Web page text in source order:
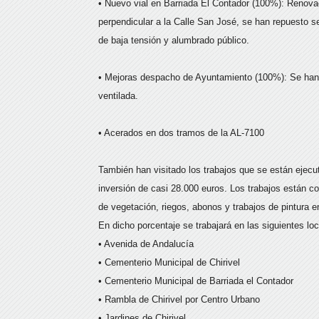
• Nuevo vial en Barriada El Contador (100%):
perpendicular a la Calle San José, se han repuesto
de baja tensión y alumbrado público.
• Mejoras despacho de Ayuntamiento (100%): Se
ventilada.
• Acerados en dos tramos de la AL-7100
También han visitado los trabajos que se están
inversión de casi 28.000 euros. Los trabajos están
de vegetación, riegos, abonos y trabajos de pintura
En dicho porcentaje se trabajará en las siguientes
• Avenida de Andalucía
• Cementerio Municipal de Chirivel
• Cementerio Municipal de Barriada el Contador
• Rambla de Chirivel por Centro Urbano